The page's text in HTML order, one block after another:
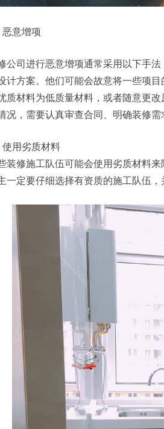
恶意增项
公司进行恶意增项通常采用以下手
计方案。他们可能会故意将一些项
质材料为低质量材料，或者随意更
况，需要认真审查合同、明确装修
使用劣质材料
装修施工队伍可能会使用劣质材料
一定要仔细选择有资质的施工队伍，